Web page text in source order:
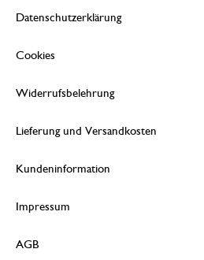
Datenschutzerklärung
Cookies
Widerrufsbelehrung
Lieferung und Versandkosten
Kundeninformation
Impressum
AGB